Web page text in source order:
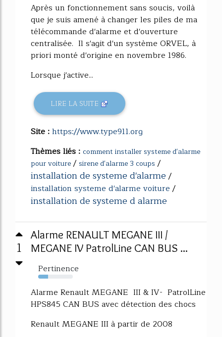
Après un fonctionnement sans soucis, voilà
que je suis amené à changer les piles de ma
télécommande d'alarme et d'ouverture
centralisée. Il s'agit d'un système ORVEL, à
priori monté d'origine en novembre 1986.
Lorsque j'active...
LIRE LA SUITE
Site :https://www.type911.org
Thèmes liés : comment installer systeme d'alarme
pour voiture/ sirene d'alarme 3 coups /
installation de systeme d'alarme/
installation systeme d'alarme voiture/
installation de systeme d alarme
1
Alarme RENAULT MEGANE III /
MEGANE IV PatrolLine CAN BUS ...
Pertinence
29%
Alarme Renault MEGANE III & IV- PatrolLine
HPS845 CAN BUS avec détection des chocs
Renault MEGANE III à partir de 2008